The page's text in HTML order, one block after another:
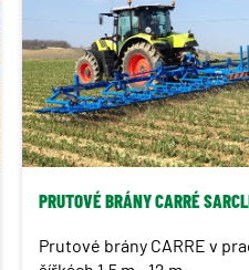
PRUTOVÉ BRÁNY CARRÉ
Prutové brány CARRE v